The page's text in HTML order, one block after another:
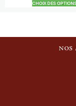
CHOIX DES
NOS